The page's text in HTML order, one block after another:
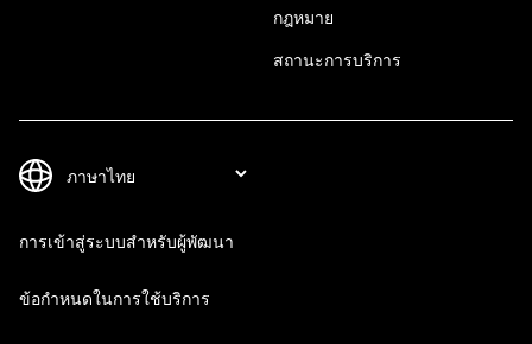
กฎหมาย
สถานะการบริการ
การเข้าสู่ระบบสำหรับผู้พัฒนา
ข้อกำหนดในการใช้บริการ